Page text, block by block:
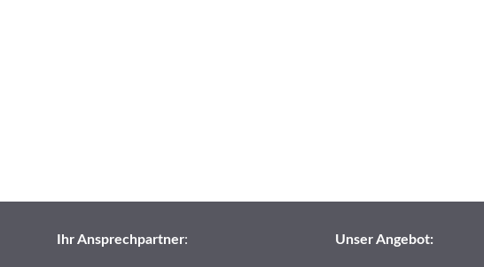
Ihr Ansprechpartner: Unser Angebot: